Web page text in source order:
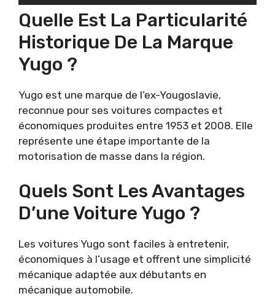
Quelle Est La Particularité
Historique De La Marque
Yugo ?
Yugo est une marque de l’ex-Yougoslavie,
reconnue pour ses voitures compactes et
économiques produites entre 1953 et 2008. Elle
représente une étape importante de la
motorisation de masse dans la région.
Quels Sont Les Avantages
D’une Voiture Yugo ?
Les voitures Yugo sont faciles à entretenir,
économiques à l’usage et offrent une simplicité
mécanique adaptée aux débutants en
mécanique automobile.